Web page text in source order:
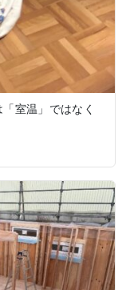
室温」ではなく